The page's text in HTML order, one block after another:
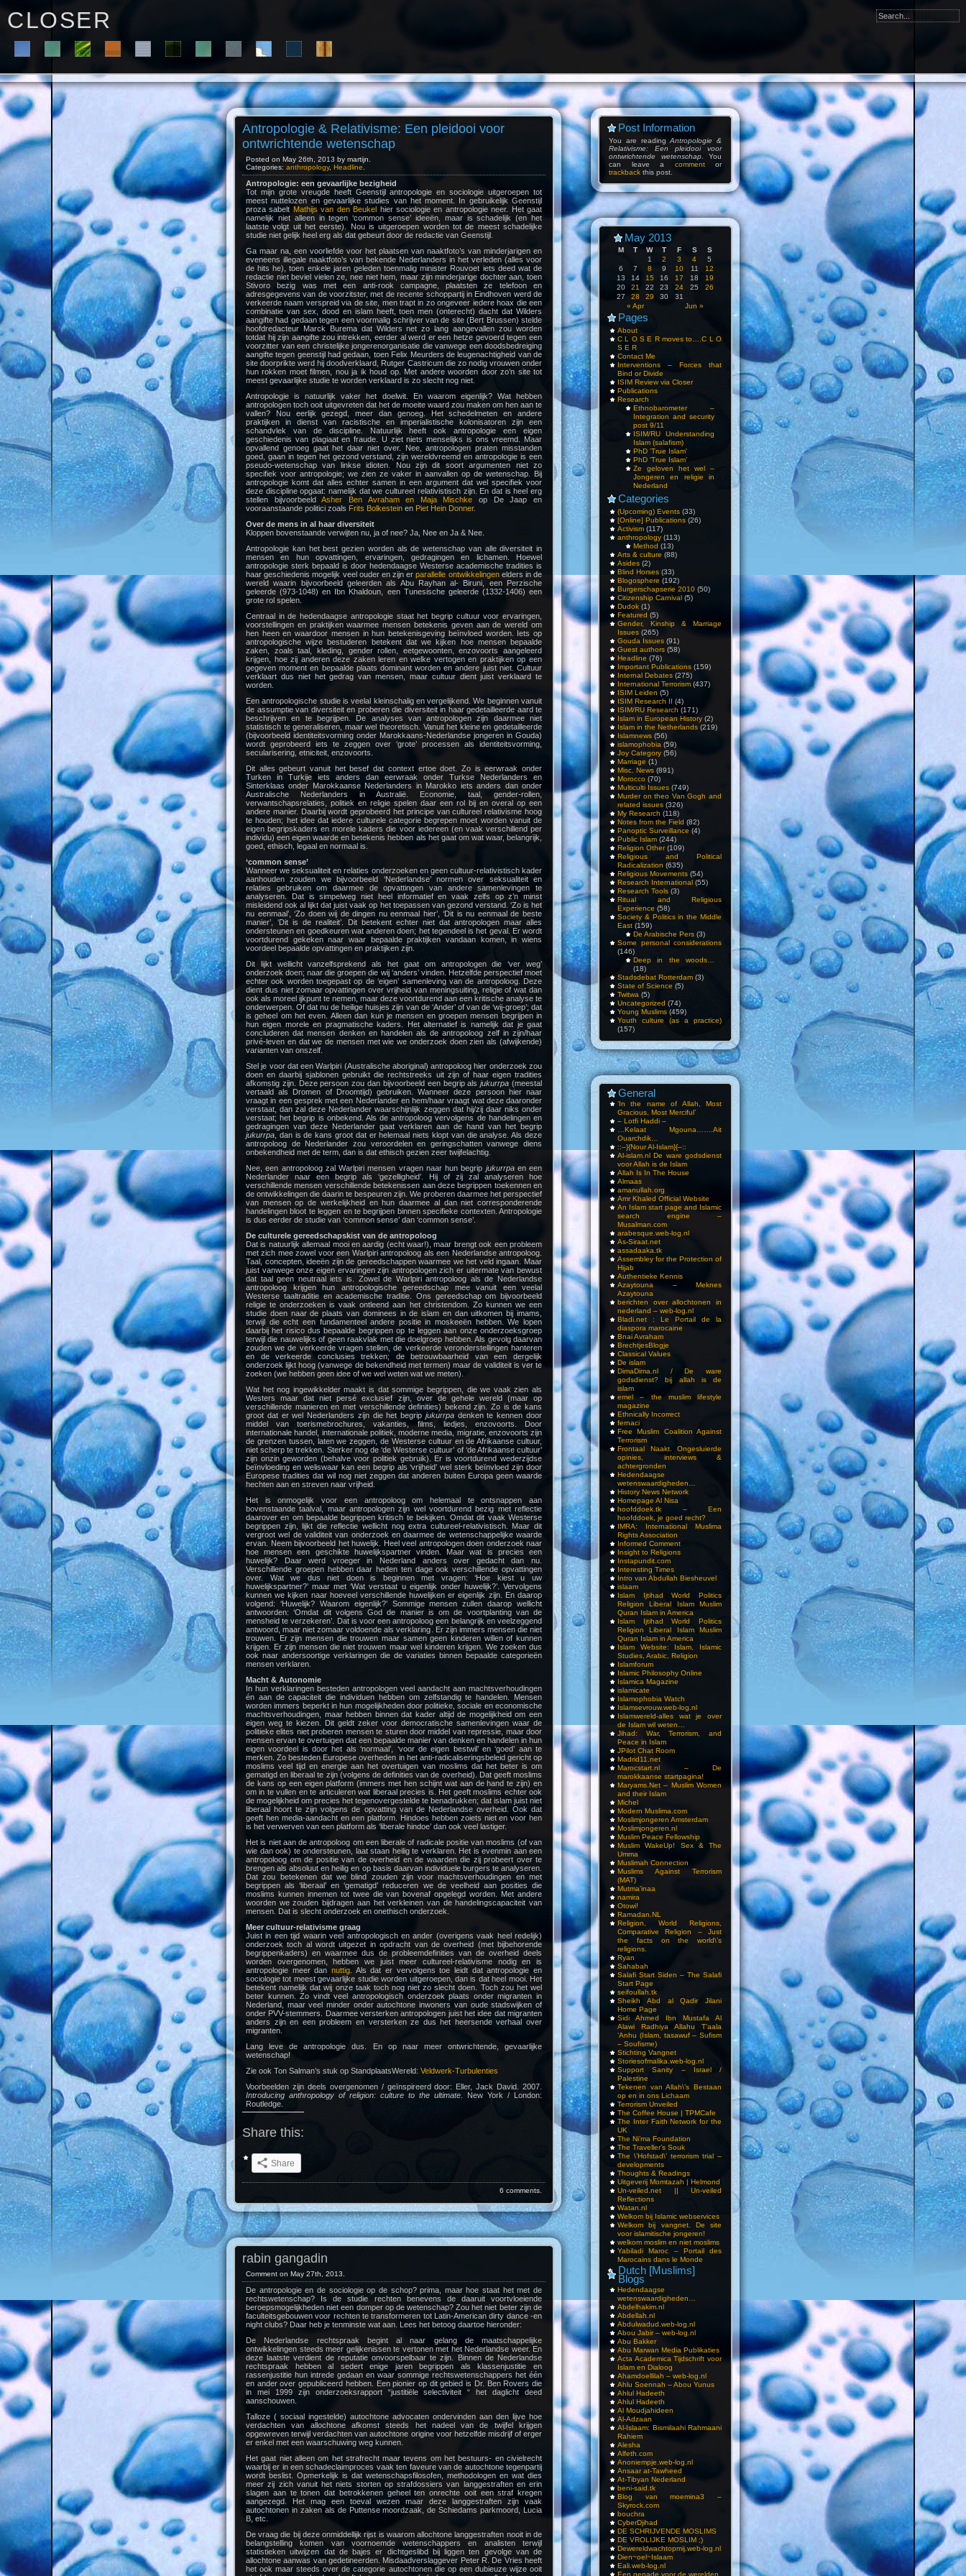
C L O S E R
Post Information
You are readingAntropologie &
Relativisme: Een pleidooi voor
ontwrichtende wetenschap. You
can leave a commentor
trackback this post.
May 2013
M T W T F S S
« Apr Jun »
1 2 3 4
5
6
7 8 9 10 11
12
13
14 15 16 17 18
19
20
21 22 23 24 25
26
27
28 29 30 31
Pages
About
C L O S E R moves to….C L O
S E R
Contact Me
Interventions – Forces that
Bind or Divide
ISIM Review via Closer
Publications
Research
Ethnobarometer –
Integration and security
post 9/11
ISIM/RU Understanding
Islam (salafism)
PhD 'True Islam'
PhD ‘True Islam’
Ze geloven het wel –
Jongeren en religie in
Nederland
Categories
(Upcoming) Events (33)
[Online] Publications (26)
Activism (117)
anthropology (113)
Method (13)
Arts & culture (88)
Asides (2)
Blind Horses (33)
Blogosphere (192)
Burgerschapserie 2010 (50)
Citizenship Carnival (5)
Dudok (1)
Featured (5)
Gender, Kinship & Marriage
Issues (265)
Gouda Issues (91)
Guest authors (58)
Headline (76)
Important Publications (159)
Internal Debates (275)
International Terrorism (437)
ISIM Leiden (5)
ISIM Research II (4)
ISIM/RU Research (171)
Islam in European History (2)
Islam in the Netherlands (219)
Islamnews (56)
islamophobia (59)
Joy Category (56)
Marriage (1)
Misc. News (891)
Morocco (70)
Multiculti Issues (749)
Murder on theo Van Gogh and
related issues (326)
My Research (118)
Notes from the Field (82)
Panoptic Surveillance (4)
Public Islam (244)
Religion Other(109)
Religious and Political
Radicalization (635)
Religious Movements (54)
Research International (55)
Research Tools (3)
Ritual and Religious
Experience (58)
Society & Politics in the Middle
East (159)
De Arabische Pers (3)
Some personal considerations
(146)
Deep in the woods…
(18)
Stadsdebat Rotterdam (3)
State of Science (5)
Twitwa (5)
Uncategorized (74)
Young Muslims (459)
Youth culture (as a practice)
(157)
General
‘In the name of Allah, Most
Gracious, Most Merciful’
– Lotfi Haddi –
…Kelaat Mgouna…….Ait
Ouarchdik…
::–}{Nour Al-Islam}{–::
Al-islam.nl De ware godsdienst
voor Allah is de Islam
Allah Is In The House
Almaas
amanullah.org
Amr Khaled Official Website
An Islam start page and Islamic
search engine –
Musalman.com
arabesque.web-log.nl
As-Siraat.net
assadaaka.tk
Assembley for the Protection of
Hijab
Authentieke Kennis
Azaytouna – Meknes
Azaytouna
berichten over allochtonen in
nederland – web-log.nl
Bladi.net : Le Portail de la
diaspora marocaine
Bnai Avraham
BrechtjesBlogje
Classical Values
De islam
DimaDima.nl / De ware
godsdienst? bij allah is de
islam
emel – the muslim lifestyle
magazine
Ethnically Incorrect
fernaci
Free Muslim Coalition Against
Terrorism
Frontaal Naakt. Ongesluierde
opinies, interviews &
achtergronden
Hedendaagse
wetenswaardigheden…
History News Network
Homepage Al Nisa
hoofddoek.tk – Een
hoofddoek, je goed recht?
IMRA: International Muslima
Rights Association
Informed Comment
Insight to Religions
Instapundit.com
Interesting Times
Intro van Abdullah Biesheuvel
islaam
Islam Ijtihad World Politics
Religion Liberal Islam Muslim
Quran Islam in America
Islam Ijtihad World Politics
Religion Liberal Islam Muslim
Quran Islam in America
Islam Website: Islam, Islamic
Studies, Arabic, Religion
Islamforum
Islamic Philosophy Online
Islamica Magazine
islamicate
Islamophobia Watch
Islamsevrouw.web-log.nl
Islamwereld-alles wat je over
de Islam wil weten…
Jihad: War, Terrorism, and
Peace in Islam
JPilot Chat Room
Madrid11.net
Marocstart.nl – De
marokkaanse startpagina!
Maryams.Net – Muslim Women
and their Islam
Michel
Modern Muslima.com
Moslimjongeren Amsterdam
Moslimjongeren.nl
Muslim Peace Fellowship
Muslim WakeUp! Sex & The
Umma
Muslimah Connection
Muslims Against Terrorism
(MAT)
Mutma’inaa
namira
Otowi!
Ramadan.NL
Religion, World Religions,
Comparative Religion – Just
the facts on the world\’s
religions.
Ryan
Sahabah
Salafi Start Siden – The Salafi
Start Page
seifoullah.tk
Sheikh Abd al Qadir Jilani
Home Page
Sidi Ahmed Ibn Mustafa Al
Alawi Radhiya Allahu T’aala
‘Anhu (Islam, tasawuf – Sufism
– Soufisme)
Stichting Vangnet
Storiesofmalika.web-log.nl
Support Sanity – Israel /
Palestine
Tekenen van Allah\’s Bestaan
op en in ons Lichaam
Terrorism Unveiled
The Coffee House | TPMCafe
The Inter Faith Network for the
UK
The Ni’ma Foundation
The Traveller’s Souk
The \’Hofstad\’ terrorism trial –
developments
Thoughts & Readings
Uitgeverij Momtazah | Helmond
Un-veiled.net || Un-veiled
Reflections
Watan.nl
Welkom bij Islamic webservices
Welkom bij vangnet. De site
voor islamitische jongeren!
welkom moslim en niet moslims
Yabiladi Maroc – Portail des
Marocains dans le Monde
Dutch [Muslims]
Blogs
Hedendaagse
wetenswaardigheden…
Abdelhakim.nl
Abdellah.nl
Abdulwadud.web-log.nl
Abou Jabir – web-log.nl
Abu Bakker
Abu Marwan Media Publikaties
Acta Academica Tijdschrift voor
Islam en Dialoog
Ahamdoellilah – web-log.nl
Ahlu Soennah – Abou Yunus
Ahlul Hadeeth
Ahlul Hadeeth
Al Moudjahideen
Al-Adzaan
Al-Islaam: Bismilaahi Rahmaani
Rahiem
Alesha
Alfeth.com
Anoniempje.web-log.nl
Ansaar at-Tawheed
At-Tibyan Nederland
beni-said.tk
Blog van moemina3 –
Skyrock.com
bouchra
CyberDjihad
DE SCHRIJVENDE MOSLIMS
DE VROLIJKE MOSLIM ;)
Dewereldwachtopmij.web-log.nl
Dien~oel~Islaam
Eali.web-log.nl
Een genade voor de werelden
Antropologie & Relativisme: Een pleidooi voor
ontwrichtende wetenschap
Posted on May 26th, 2013 by martijn.
Categories: anthropology, Headline
Antropologie: een gevaarlijke bezigheid
Tot mijn grote vreugde heeft Geenstijl antropologie en sociologie uitgeroepen tot
meest nuttelozen en gevaarlijke studies van het moment. In gebruikelijk Geenstijl
proza sabelt Mathijs van den Beukel hier sociologie en antropologie neer. Het gaat
namelijk niet alleen in tegen ‘common sense’ ideeën, maar is schadelijk (en het
laatste volgt uit het eerste). Nou is uitgeroepen worden tot de meest schadelijke
studie niet gelijk heel erg als dat gebeurt door de redactie van Geenstijl.
Ga maar na, een voorliefde voor het plaatsen van naaktfoto’s van minderjarigen en
eveneens illegale naaktfoto’s van bekende Nederlanders in het verleden (alles voor
de hits he), toen enkele jaren geleden toenmalig minister Rouvoet iets deed wat de
redactie niet beviel vielen ze, nee niet hem, maar zijn minderjarige dochter aan, toen
Stivoro bezig was met een anti-rook campagne, plaatsten ze telefoon en
adresgegevens van de voorzitster, met de recente schoppartij in Eindhoven werd de
verkeerde naam verspreid via de site, men trapt in zo ongeveer iedere hoax die een
combinatie van sex, dood en islam heeft, toen men (onterecht) dacht dat Wilders
aangifte had gedaan tegen een voormalig schrijver van de site (Bert Brussen) stelde
hoofdredacteur Marck Burema dat Wilders net zo lang aangevallen zou worden
totdat hij zijn aangifte zou intrekken, eerder al werd er een hetze gevoerd tegen een
voorzitter van een christelijke jongerenorganisatie die vanwege een doodsbedreiging
aangifte tegen geenstijl had gedaan, toen Felix Meurders de leugenachtigheid van de
site doorprikte werd hij doodverklaard, Rutger Castricum die zo nodig vrouwen onder
hun rokken moet filmen, nou ja ik houd op. Met andere woorden door zo’n site tot
meest gevaarlijke studie te worden verklaard is zo slecht nog niet.
Antropologie is natuurlijk vaker het doelwit. En waarom eigenlijk? Wat hebben
antropologen toch ooit uitgevreten dat het de moeite waard zou maken om hen aan te
vallen? Nou eerlijk gezegd, meer dan genoeg. Het schedelmeten en andere
praktijken in dienst van racistische en imperialistische kolonisatoren zijn een
schandvlek van de discipline. Natuurlijk heeft ook antropologie een eigen
geschiedenis van plagiaat en fraude. U ziet niets menselijks is ons vreemd. Maar
opvallend genoeg gaat het daar niet over. Nee, antropologen praten misstanden
goed, gaan in tegen het gezond verstand, zijn wereldvreemd en antropologie is een
pseudo-wetenschap van linkse idioten. Nou zijn dit soort argumenten niet zo
specifiek voor antropologie; we zien ze vaker in aanvallen op de wetenschap. Bij
antropologie komt dat alles echter samen in een argument dat wel specifiek voor
deze discipline opgaat: namelijk dat we cultureel relativistisch zijn. En dat is heel erg
stellen bijvoorbeeldAsher Ben Avraham en Maja Mischke op De Jaap en
vooraanstaande politici zoals Frits Bolkestein en Piet Hein Donner.
Over de mens in al haar diversiteit
Kloppen bovenstaande verwijten nu, ja of nee? Ja, Nee en Ja & Nee.
Antropologie kan het best gezien worden als de wetenschap van alle diversiteit in
mensen en hun opvattingen, ervaringen, gedragingen en lichamen. Hoewel
antropologie sterk bepaald is door hedendaagse Westerse academische tradities is
haar geschiedenis mogelijk veel ouder en zijn erparallelle ontwikkelingenelders in de
wereld waarin bijvoorbeeld geleerden als Abu Rayhan al- Biruni, een Perzische
geleerde (973-1048) en Ibn Khaldoun, een Tunesische geleerde (1332-1406) een
grote rol spelen.
Centraal in de hedendaagse antropologie staat het begrip cultuur voor ervaringen,
voorstellingen en praktijken waarmee mensen betekenis geven aan de wereld om
hen heen en waardoor mensen in hun betekenisgeving beïnvloed worden. Iets op
antropologische wijze bestuderen betekent dat we kijken hoe mensen bepaalde
zaken, zoals taal, kleding, gender rollen, eetgewoonten, enzovoorts aangeleerd
krijgen, hoe zij anderen deze zaken leren en welke vertogen en praktijken op een
gegeven moment en bepaalde plaats dominant worden en andere juist niet. Cultuur
verklaart dus niet het gedrag van mensen, maar cultuur dient juist verklaard te
worden.
Een antropologische studie is veelal kleinschalig en vergelijkend. We beginnen vanuit
de assumptie van diversiteit en proberen die diversiteit in haar gedetailleerde aard te
beschrijven en te begrijpen. De analyses van antropologen zijn daarmee niet
statistisch te generaliseren, maar wel theoretisch. Vanuit het kleine en gedetailleerde
(bijvoorbeeld identiteitsvorming onder Marokkaans-Nederlandse jongeren in Gouda)
wordt geprobeerd iets te zeggen over ‘grote’ processen als identiteitsvorming,
secularisering, etniciteit, enzovoorts.
Dit alles gebeurt vanuit het besef dat context ertoe doet. Zo is eerwraak onder
Turken in Turkije iets anders dan eerwraak onder Turkse Nederlanders en
Sinterklaas onder Marokkaanse Nederlanders in Marokko iets anders dan onder
Australische Nederlanders in Australië. Economie, taal, gender-rollen,
verwantschapsrelaties, politiek en religie spelen daar een rol bij en overal op een
andere manier. Daarbij wordt geprobeerd het principe van cultureel relativisme hoog
te houden; het idee dat iedere culturele categorie begrepen moet worden vanuit de
eigen begripskaders en morele kaders die voor iedereen (en vaak verschillend per
individu) een eigen waarde en betekenis hebben als het gaat om wat waar, belangrijk,
goed, ethisch, legaal en normaal is.
‘common sense’
Wanneer we seksualiteit en relaties onderzoeken en geen cultuur-relativistisch kader
aanhouden zouden we bijvoorbeeld ‘Nederlandse’ normen over seksualiteit en
relaties gebruiken om daarmee de opvattingen van andere samenlevingen te
analyseren. Dat is simpelweg niet heel informatief en vaak zelfs op z’n minst
misleidend ook al lijkt dat juist vaak op het toepassen van gezond verstand. ‘Zo is het
nu eenmaal’, ‘Zo doen wij de dingen nu eenmaal hier’, ‘Dit is nu eenmaal de beste
manier’, ‘Dit is de realiteit’. Dit betekent echter niet dat antropologen maar alles
ondersteunen en goedkeuren wat anderen doen; het tegendeel is het geval. Er wordt
voortdurend gekeken naar waar bepaalde praktijken vandaan komen, in wiens
voordeel bepaalde opvattingen en praktijken zijn.
Dit lijkt wellicht vanzelfsprekend als het gaat om antropologen die ‘ver weg’
onderzoek doen; naar die groepen die wij ‘anders’ vinden. Hetzelfde perspectief moet
echter ook worden toegepast op de ‘eigen’ samenleving van de antropoloog. Deze
dient dus niet zomaar opvattingen over vrijheid van meningsuiting, religie of wat dan
ook als moreel ijkpunt te nemen, maar deze voortdurend aan een kritische analyse te
onderwerpen. Of dat nu de heilige huisjes zijn van de ‘Ander’ of van de ‘wij-groep’; dat
is geheel om het even. Alleen dan kun je mensen en groepen mensen begrijpen in
hun eigen morele en pragmatische kaders. Het alternatief is namelijk dat je gaat
concluderen dat mensen denken en handelen als de antropoloog zelf in zijn/haar
privé-leven en dat we de mensen met wie we onderzoek doen zien als (afwijkende)
varianten van onszelf.
Stel je voor dat een Warlpiri (Australische aboriginal) antropoloog hier onderzoek zou
doen en daarbij sjablonen gebruikt die rechtstreeks uit zijn of haar eigen tradities
afkomstig zijn. Deze persoon zou dan bijvoorbeeld een begrip alsjukurrpa (meestal
vertaald als Dromen of Droomtijd) gebruiken. Wanneer deze persoon hier naar
vraagt in een gesprek met een Nederlander en hem/haar vraagt wat deze daaronder
verstaat, dan zal deze Nederlander waarschijnlijk zeggen dat hij/zij daar niks onder
verstaat; het begrip is onbekend. Als de antropoloog vervolgens de handelingen en
gedragingen van deze Nederlander gaat verklaren aan de hand van het begrip
jukurrpa , dan is de kans groot dat er helemaal niets klopt van die analyse. Als deze
antropoloog de Nederlander zou veroordelen en geringschatten vanwege diens
onbekendheid met de term, dan is dat ethisch gezien zeer twijfelachtig.
Nee, een antropoloog zal Warlpiri mensen vragen naar hun begrip jukurrpaen een
Nederlander naar een begrip als ‘gezelligheid’. Hij of zij zal analyseren hoe
verschillende mensen verschillende betekenissen aan deze begrippen toekennen en
de ontwikkelingen die daarin te bespeuren zijn. We proberen daarmee het perspectief
van mensen op de werkelijkheid en hun daarmee al dan niet corresponderende
handelingen bloot te leggen en te begrijpen binnen specifieke contexten. Antropologie
is dus eerder de studie van ‘common sense’ dan ‘common sense’.
De culturele gereedschapskist van de antropoloog
Dat is natuurlijk allemaal mooi en aardig (echt waar!), maar brengt ook een probleem
met zich mee zowel voor een Warlpiri antropoloog als een Nederlandse antropoloog.
Taal, concepten, ideeën zijn de gereedschappen waarmee we het veld ingaan. Maar
juist vanwege onze eigen ervaringen zijn antropologen zich er uitermate van bewust
dat taal geen neutraal iets is. Zowel de Warlpiri antropoloog als de Nederlandse
antropoloog krijgen hun antropologische gereedschap mee vanuit een veelal
Westerse taaltraditie en academische traditie. Ons gereedschap om bijvoorbeeld
religie te onderzoeken is vaak ontleend aan het christendom. Zo kunnen we een
studie doen naar de plaats van dominees in de islam en dan uitkomen bij imams,
terwijl die echt een fundamenteel andere positie in moskeeën hebben. We lopen
daarbij het risico dus bepaalde begrippen op te leggen aan onze onderzoeksgroep
terwijl die nauwelijks of geen raakvlak met die doelgroep hebben. Als gevolg daarvan
zouden we de verkeerde vragen stellen, de verkeerde veronderstellingen hanteren
en de verkeerde conclusies trekken; de betrouwbaarheid van een dergelijk
onderzoek lijkt hoog (vanwege de bekendheid met termen) maar de validiteit is ver te
zoeken (we hebben geen idee of we wel weten wat we meten).
Wat het nog ingewikkelder maakt is dat sommige begrippen, die we vaak zien als
Westers maar dat niet persé exclusief zijn, over de gehele wereld (maar op
verschillende manieren en met verschillende definities) bekend zijn. Zo is de kans
groot dat er wel Nederlanders zijn die het begrip jukurrpadenken te kennen door
middel van toerismebrochures, vakanties, films, liedjes, enzovoorts. Door
internationale handel, internationale politiek, moderne media, migratie, enzovoorts zijn
de grenzen tussen, laten we zeggen, de Westerse cultuur en de Afrikaanse cultuur,
niet scherp te trekken. Sterker nog de ‘de Westerse cultuur’ of ‘de Afrikaanse cultuur’
zijn onzin geworden (behalve voor politiek gebruik). Er is voortdurend wederzijdse
beïnvloeding en weliswaar kan een begrip als ‘vrijheid’ wel sterk beïnvloed zijn door
Europese tradities dat wil nog niet zeggen dat anderen buiten Europa geen waarde
hechten aan en streven naar vrijheid.
Het is onmogelijk voor een antropoloog om helemaal te ontsnappen aan
bovenstaande taalval, maar antropologen zijn wel voortdurend bezig met reflectie
daarover en om bepaalde begrippen kritisch te bekijken. Omdat dit vaak Westerse
begrippen zijn, lijkt die reflectie wellicht nog extra cultureel-relativistisch. Maar dit
vergroot wel de validiteit van onderzoek en daarmee de wetenschappelijke waarde
ervan. Neem bijvoorbeeld het huwelijk. Heel veel antropologen doen onderzoek naar
hoe mensen een geschikte huwelijkspartner vinden. Maar wat is precies een
huwelijk? Daar werd vroeger in Nederland anders over gedacht dan nu.
Verschillende groepen hebben daar heden ten dage ook verschillende opvattingen
over. Wat we dus niet doen is beginnen met vragen: ‘Hoe kiest u uw
huwelijkspartner?’ maar met ‘Wat verstaat u eigenlijk onder huwelijk?’. Vervolgens
kunnen we kijken naar hoeveel verschillende huwelijken er eigenlijk zijn. En daarop
volgend: ‘Huwelijk? Waarom eigenlijk?’ Sommige mensen zullen daarop wellicht
antwoorden: ‘Omdat dit volgens God de manier is om de voortplanting van de
mensheid te verzekeren’. Dat is voor een antropoloog een belangrijk en veelzeggend
antwoord, maar niet zomaar voldoende als verklaring. Er zijn immers mensen die niet
trouwen. Er zijn mensen die trouwen maar samen geen kinderen willen of kunnen
krijgen. Er zijn mensen die niet trouwen maar wel kinderen krijgen. We zoeken dus
ook naar andersoortige verklaringen die de variaties binnen bepaalde categorieën
mensen verklaren.
Macht & Autonomie
In hun verklaringen besteden antropologen veel aandacht aan machtsverhoudingen
én aan de capaciteit die individuen hebben om zelfstandig te handelen. Mensen
worden immers beperkt in hun mogelijkheden door politieke, sociale en economische
machtsverhoudingen, maar hebben binnen dat kader altijd de mogelijkheid om een
eigen weg te kiezen. Dit geldt zeker voor democratische samenlevingen waar de
politieke elites niet proberen mensen te sturen door middel van repressie, maar door
mensen ervan te overtuigen dat een bepaalde manier van denken en handelen in hun
eigen voordeel is door het als ‘normaal’, ‘voor de eigen bestwil’ en ‘goed’ aan te
merken. Zo besteden Europese overheden in het anti-radicaliseringsbeleid gericht op
moslims veel tijd en energie aan het overtuigen van moslims dat het beter is om
gematigd en liberaal te zijn (volgens de definities van de overheid). Dat geeft moslims
de kans op een eigen platform (immers met hen schijnt wat aan de hand te zijn) en
om in te vullen en te articuleren wat liberaal precies is. Het geeft moslims echter ook
de mogelijkheid om precies het tegenovergestelde te benadrukken; dat islam juist niet
liberaal hoort te zijn volgens de opvatting van de Nederlandse overheid. Ook dat
geeft hen media-aandacht en een platform. Hindoes hebben zoiets niet en voor hen
is het verwerven van een platform als ‘liberale hindoe’ dan ook veel lastiger.
Het is niet aan de antropoloog om een liberale of radicale positie van moslims (of van
wie dan ook) te ondersteunen, laat staan heilig te verklaren. Het is evenmin aan een
antropoloog om de positie van de overheid en de waarden die zij probeert over te
brengen als absoluut en heilig en op basis daarvan individuele burgers te analyseren.
Dat zou betekenen dat we blind zouden zijn voor machtsverhoudingen en met
begrippen als ‘liberaal’ en ‘gematigd’ reduceren we de veelheid aan posities die
moslims kunnen innemen tot twee die van bovenaf opgelegd worden. Met andere
woorden we zouden bijdragen aan het verkleinen van de handelingscapaciteit van
mensen. Dat is slecht onderzoek en onethisch onderzoek.
Meer cultuur-relativisme graag
Juist in een tijd waarin veel antropologisch en ander (overigens vaak heel redelijk)
onderzoek toch al wordt uitgezet in opdracht van de overheid (met bijbehorende
begrippenkaders) en waarmee dus de probleemdefinities van de overheid deels
worden overgenomen, hebben we juist meer cultureel-relativisme nodig en is
antropologie meer dan nuttig . Als dat er vervolgens toe leidt dat antropologie en
sociologie tot meest gevaarlijke studie worden uitgeroepen, dan is dat heel mooi. Het
betekent namelijk dat wij onze taak toch nog niet zo slecht doen. Toch zou het wel
beter kunnen. Zo vindt veel antropologisch onderzoek plaats onder migranten in
Nederland, maar veel minder onder autochtone inwoners van oude stadswijken of
onder PVV-stemmers. Daarmee versterken antropologen juist het idee dat migranten
anders zijn en een probleem en versterken ze dus het heersende verhaal over
migranten.
Lang leve de antropologie dus. En op naar meer ontwrichtende, gevaarlijke
wetenschap!
Zie ook Ton Salman’s stuk op StandplaatsWereld: Veldwerk-Turbulenties
Voorbeelden zijn deels overgenomen / geïnspireerd door: Eller, Jack David. 2007.
Introducing anthropology of religion: culture to the ultimate . New York / London:
Routledge.
Share this:
Share
6 comments.
rabin gangadin
Comment on May 27th, 2013.
De antropologie en de sociologie op de schop? prima, maar hoe staat het met de
rechtswetenschap? Is de studie rechten benevens de daaruit voortvloeiende
beroepsmogelijkheden niet een domper op de wetenschap? Zou het niet beter zijn de
faculteitsgebouwen voor rechten te transformeren tot Latin-American dirty dance -en
night clubs? Daar heb je tenminste wat aan. Lees het betoog daartoe hieronder:
De Nederlandse rechtspraak begint al naar gelang de maatschappelijke
ontwikkelingen steeds meer gelijkenissen te vertonen met het Nederlandse weer. En
deze laatste verdient de reputatie onvoorspelbaar te zijn. Binnen de Nederlandse
rechtspraak hebben al sedert enige jaren begrippen als klassenjustitie en
rassenjustitie hun intrede gedaan en waar sommige rechtswetenschappers het één
en ander over gepubliceerd hebben. Een pionier op dit gebied is Dr. Ben Rovers die
in mei 1999 zijn onderzoeksrapport “justitiële selectiviteit “ het daglicht deed
aanschouwen.
Talloze ( sociaal ingestelde) autochtone advocaten ondervinden aan den lijve hoe
verdachten van allochtone afkomst steeds het nadeel van de twijfel krijgen
opgewreven terwijl verdachten van autochtone origine voor hetzelfde misdrijf of erger
er enkel met een waarschuwing weg kunnen.
Het gaat niet alleen om het strafrecht maar tevens om het bestuurs- en civielrecht
waarbij er in een schadeclaimproces vaak ten faveure van de autochtone tegenpartij
wordt beslist. Opmerkelijk is dat wetenschapsfilosofen, methodologen en wat dies
meer zij zich vanuit het niets storten op strafdossiers van langgestraften en erin
slagen aan te tonen dat betrokkenen geheel ten onrechte ooit een straf kregen
aangezegd. Het mag een toeval wezen maar deze langgestraften zijn vaak
autochtonen in zaken als de Puttense moordzaak, de Schiedams parkmoord, Lucia
B, etc.
De vraag die bij deze onmiddellijk rijst is waarom allochtone langgestraften nooit in de
belangstelling komen van voornoemde wetenschappers en analisten terwijl
statistieken uitwijzen dat de bajes er dichtgeslibd bij liggen ten gevolge van de
allochtone aanwas van gedetineerden. Misdaadverslaggever Peter R. De Vries heeft
het ook maar steeds over de categorie autochtonen die op een dubieuze wijze ooit